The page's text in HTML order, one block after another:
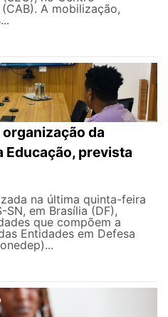
A mobilização,
da
Educação, prevista
na última quinta-feira
SN, em Brasília (DF),
que compõem a
Entidades em Defesa